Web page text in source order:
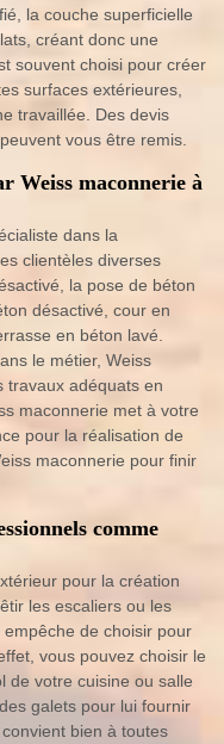
la couche superficielle
créant donc une
souvent choisi pour créer
surfaces extérieures,
travaillée. Des devis
vous être remis.
Weiss maconnerie à
dans la
clientèles diverses
la pose de béton
désactivé, cour en
en béton lavé.
le métier, Weiss
travaux adéquats en
maconnerie met à votre
pour la réalisation de
maconnerie pour finir
comme
pour la création
les escaliers ou les
de choisir pour
vous pouvez choisir le
de votre cuisine ou salle
galets pour lui fournir
bien à toutes